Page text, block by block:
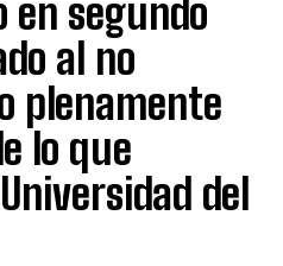
en segundo
al no
plenamente
lo que
del